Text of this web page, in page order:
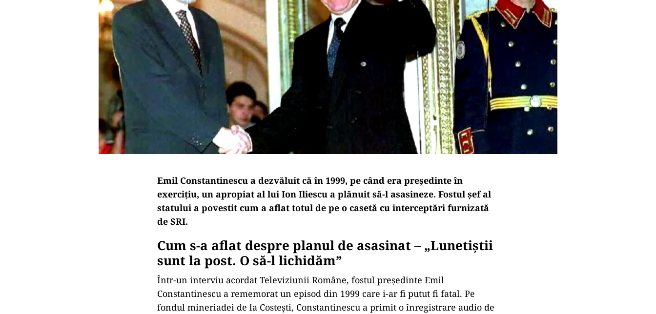
Emil Constantinescu a dezvăluit că în 1999, pe când era președinte în
exercițiu, un apropiat al lui Ion Iliescu a plănuit să-l asasineze. Fostul șef al
statului a povestit cum a aflat totul de pe o casetă cu interceptări furnizată
de SRI.
Cum s-a aflat despre planul de asasinat – „Lunetiștii
sunt la post. O să-l lichidăm”
Într-un interviu acordat Televiziunii Române, fostul președinte Emil
Constantinescu a rememorat un episod din 1999 care i-ar fi putut fi fatal. Pe
fondul mineriadei de la Costești, Constantinescu a primit o înregistrare audio de